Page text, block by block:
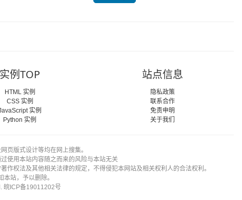
实例TOP
HTML 实例
CSS 实例
实例
Python 实例
站点信息
隐私政策
联系合作
免责申明
关于我们
页版式设计等均在网上搜集。
使用本站内容随之而来的风险与本站无关
权法及其他相关法律的规定，不得侵犯本网站及相关权利人的合法权利。
站，予以删除。
皖ICP备19011202号